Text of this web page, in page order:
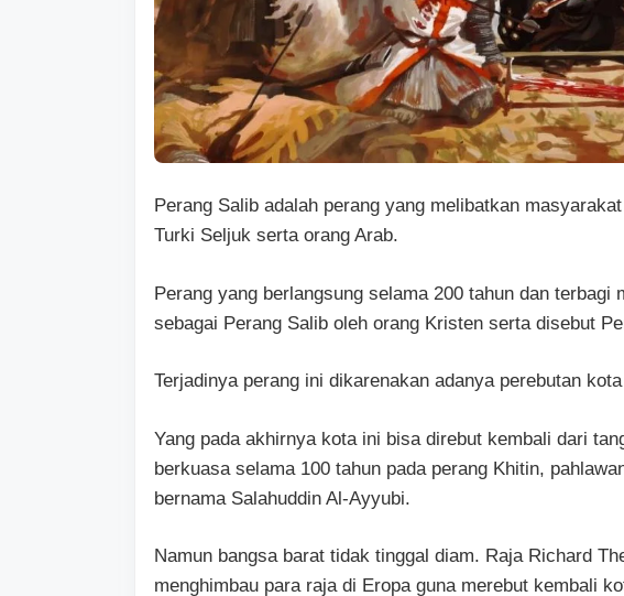
Perang Salib adalah perang yang melibatkan
Turki Seljuk serta orang Arab.
Perang yang berlangsung selama 200 tahun dan terbagi
sebagai Perang Salib oleh orang Kristen serta disebut
Terjadinya perang ini dikarenakan adanya perebutan
Yang pada akhirnya kota ini bisa direbut kembali dari
berkuasa selama 100 tahun pada perang Khitin,
bernama Salahuddin Al-Ayyubi.
Namun bangsa barat tidak tinggal diam. Raja Richard
menghimbau para raja di Eropa guna merebut kembali